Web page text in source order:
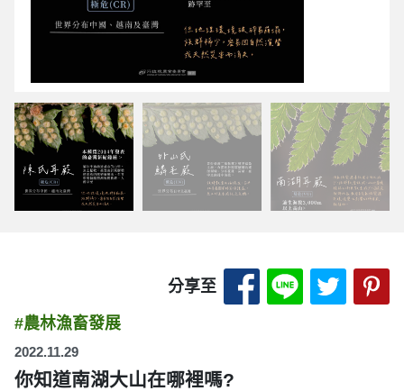
分享至 分享至 Facebook-
分享至分享
#農林漁畜發展
2022.11.29
你知道南湖大山在哪裡嗎?